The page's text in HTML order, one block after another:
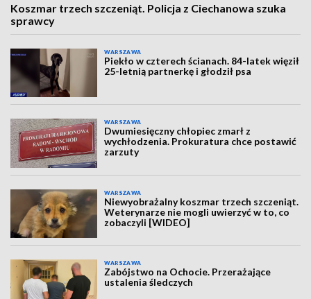
Koszmar trzech szczeniąt. Policja z Ciechanowa szuka
sprawcy
WARSZAWA
Piekło w czterech ścianach. 84-latek więził
25-letnią partnerkę i głodził psa
WARSZAWA
Dwumiesięczny chłopiec zmarł z
wychłodzenia. Prokuratura chce postawić
zarzuty
WARSZAWA
Niewyobrażalny koszmar trzech szczeniąt.
Weterynarze nie mogli uwierzyć w to, co
zobaczyli [WIDEO]
WARSZAWA
Zabójstwo na Ochocie. Przerażające
ustalenia śledczych